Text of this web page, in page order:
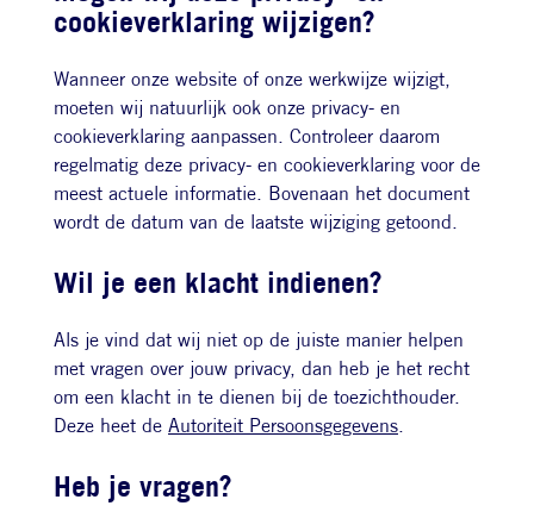
cookieverklaring wijzigen?
Wanneer onze website of onze werkwijze wijzigt,
moeten wij natuurlijk ook onze privacy- en
cookieverklaring aanpassen. Controleer daarom
regelmatig deze privacy- en cookieverklaring voor de
meest actuele informatie. Bovenaan het document
wordt de datum van de laatste wijziging getoond.
Wil je een klacht indienen?
Als je vind dat wij niet op de juiste manier helpen
met vragen over jouw privacy, dan heb je het recht
om een klacht in te dienen bij de toezichthouder.
Deze heet de Autoriteit Persoonsgegevens.
Heb je vragen?